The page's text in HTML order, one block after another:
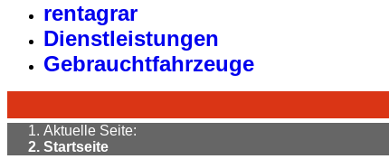
rentagrar
Dienstleistungen
Gebrauchtfahrzeuge
Aktuelle Seite:
Startseite